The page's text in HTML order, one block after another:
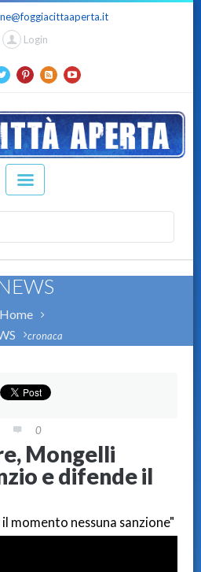
Login
Home
cronaca
0
Mongelli
e difende il
momento nessuna sanzione"